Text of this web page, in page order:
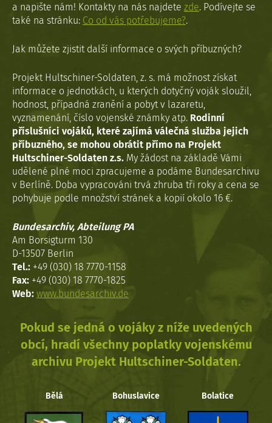
a napište nám! Kontakty na nás najdete zde. Podívejte se
také na stránku: Co od vás potřebujeme?.
Jak můžete zjistit další informace o svých příbuzných?
Projekt Hultschiner-Soldaten, z. s. má možnost získat
informace o jednotkách, u kterých dotyčný voják sloužil,
hodnost, případná zranění a pobyt v lazaretu,
vyznamenání, číslo vojenské známky atp. Rodinní
příslušníci vojáků, které zajímá válečná služba jejich
příbuzného, se mohou obrátit přímo na Projekt
Hultschiner-Soldaten z.s. My žádost na základě Vámi
udělené plné moci zpracujeme a podáme Bundesarchivu
v Berlíně. Doba vypracováni trvá zhruba tři roky a cena se
pohybuje podle množství stránek a kopií okolo 16 €.
Bundesarchiv, Abteilung PA
Am Borsigturm 130
D-13507 Berlin
Tel.: +49 (030) 18 7770-1158
Fax: +49 (030) 18 7770-1825
Web: www.bundesarchiv.de
Pokud se jedná o vojáky z níže uvedených
obcí, hradí všechny poplatky vojenskému
archivu Projekt Hultschiner-Soldaten.
Bělá Bohuslavice Bolatice